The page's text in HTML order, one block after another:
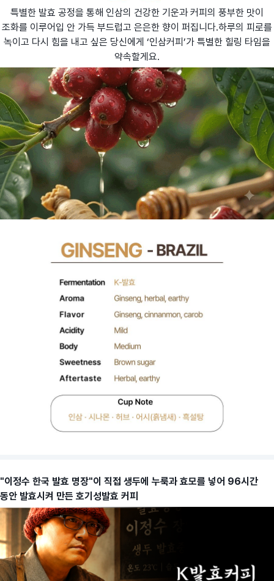
특별한 발효 공정을 통해 인삼의 건강한 기운과 커피의 풍부한 맛이
조화를 이루어입 안 가득 부드럽고 은은한 향이 퍼집니다.하루의 피로를
녹이고 다시 힘을 내고 싶은 당신에게 ‘인삼커피’가 특별한 힐링 타임을
약속할게요.
"이정수 한국 발효 명장"이 직접 생두에 누룩과 효모를 넣어 96시간
동안 발효시켜 만든 호기성발효 커피